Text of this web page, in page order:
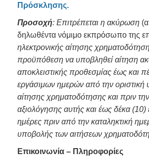
Πρόσκλησης.
Προσοχή: Επιτρέπεται η ακύρωση
δηλωθέντα νόμιμο εκπρόσωπο της
ηλεκτρονικής αίτησης
προϋπόθεση να υποβληθεί αίτηση
αποκλειστικής προθεσμίας έως και
εργάσιμων ημερών από την οριστική
αίτησης χρηματοδότησης και πριν
αξιολόγησης αυτής και έως δέκα (10)
ημέρες πριν από την καταληκτική
υποβολής των αιτήσεων
Επικοινωνία – Πληροφορίες